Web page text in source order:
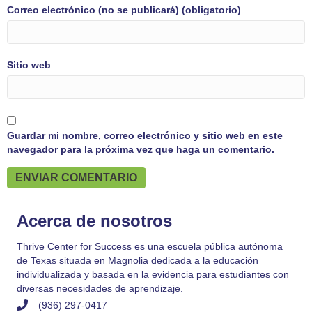
Correo electrónico (no se publicará) (obligatorio)
Sitio web
Guardar mi nombre, correo electrónico y sitio web en este
navegador para la próxima vez que haga un comentario.
Acerca de nosotros
Thrive Center for Success es una escuela pública autónoma
de Texas situada en Magnolia dedicada a la educación
individualizada y basada en la evidencia para estudiantes con
diversas necesidades de aprendizaje.
(936) 297-0417